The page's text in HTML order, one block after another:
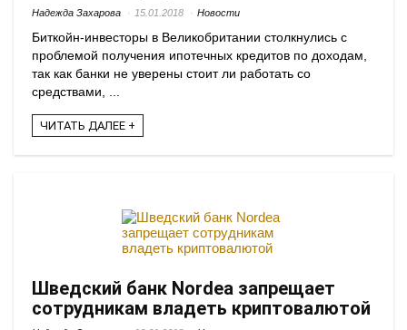
Надежда Захарова 15.01.2018 Новости
Биткойн-инвесторы в Великобритании столкнулись с
проблемой получения ипотечных кредитов по доходам,
так как банки не уверены стоит ли работать со
средствами, ...
ЧИТАТЬ ДАЛЕЕ +
Шведский банк Nordea запрещает
сотрудникам владеть криптовалютой